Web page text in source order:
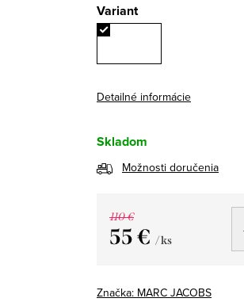
Variant
Detailné informácie
Skladom
Možnosti doručenia
110 €
55 € / ks
Značka: MARC JACOBS